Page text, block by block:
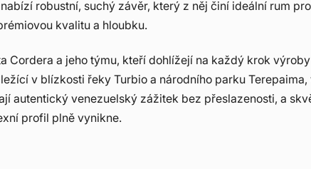
robustní, suchý závěr, který z něj činí ideální rum
kvalitu a hloubku.
Cordera a jeho týmu, kteří dohlížejí na každý krok
v blízkosti řeky Turbio a národního parku
autentický venezuelský zážitek bez přeslazenosti, a
profil plně vynikne.